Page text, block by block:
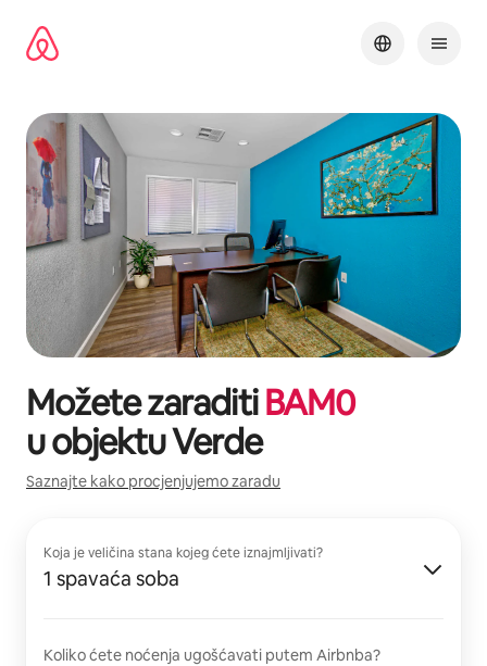
sadržaj
Možete zaraditiBAM0
u objektuVerde
Saznajte kako procjenjujemo zaradu
Koja je veličina stana kojeg ćete iznajmljivati?
1 spavaća soba
Koliko ćete noćenja ugošćavati putem Airbnba?